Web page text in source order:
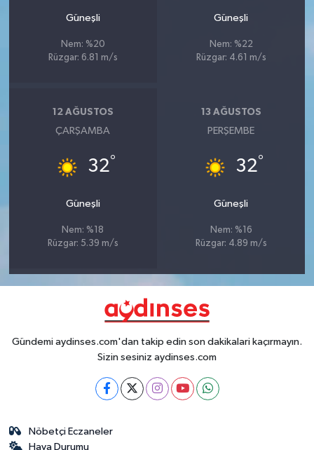
Güneşli
Nem: %20
Rüzgar: 6.81 m/s
Güneşli
Nem: %22
Rüzgar: 4.61 m/s
12 AĞUSTOS
ÇARŞAMBA
32°
Güneşli
Nem: %18
Rüzgar: 5.39 m/s
13 AĞUSTOS
PERŞEMBE
32°
Güneşli
Nem: %16
Rüzgar: 4.89 m/s
Gündemi aydinses.com'dan takip edin son dakikalari kaçırmayın.
Sizin sesiniz aydinses.com
Nöbetçi Eczaneler
Hava Durumu